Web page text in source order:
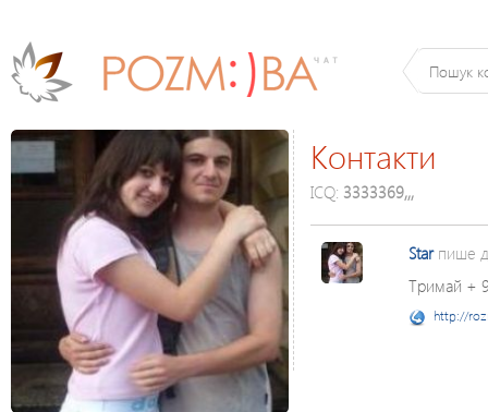
Контакти
ICQ: 3333369,,,
Starпише
Тримай +
http://